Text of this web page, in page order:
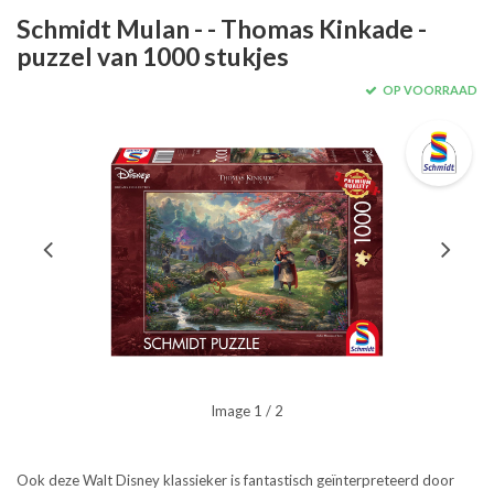
Schmidt Mulan - - Thomas Kinkade -
puzzel van 1000 stukjes
OP VOORRAAD
Image 1 / 2
Ook deze Walt Disney klassieker is fantastisch geïnterpreteerd door